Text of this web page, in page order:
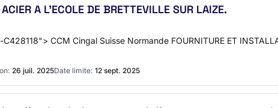
A L'ECOLE DE BRETTEVILLE SUR LAIZE.
CCM Cingal Suisse Normande FOURNITURE ET
26 juil. 2025Date limite: 12 sept. 2025